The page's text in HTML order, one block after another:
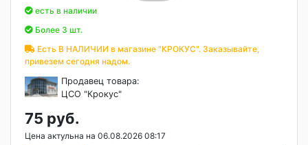
есть в наличии
Более 3 шт.
Есть В НАЛИЧИИ в магазине "КРОКУС". Заказывайте,
привезем сегодня надом.
Продавец товара:
ЦСО "Крокус"
75 руб.
Цена актульна на 06.08.2026 08:17